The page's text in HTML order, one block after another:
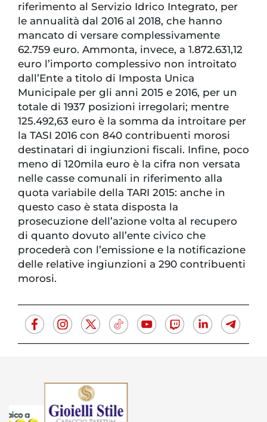
riferimento al Servizio Idrico Integrato, per
le annualità dal 2016 al 2018, che hanno
mancato di versare complessivamente
62.759 euro. Ammonta, invece, a 1.872.631,12
euro l’importo complessivo non introitato
dall’Ente a titolo di Imposta Unica
Municipale per gli anni 2015 e 2016, per un
totale di 1937 posizioni irregolari; mentre
125.492,63 euro è la somma da introitare per
la TASI 2016 con 840 contribuenti morosi
destinatari di ingiunzioni fiscali. Infine, poco
meno di 120mila euro è la cifra non versata
nelle casse comunali in riferimento alla
quota variabile della TARI 2015: anche in
questo caso è stata disposta la
prosecuzione dell’azione volta al recupero
di quanto dovuto all’ente civico che
procederà con l’emissione e la notificazione
delle relative ingiunzioni a 290 contribuenti
morosi.